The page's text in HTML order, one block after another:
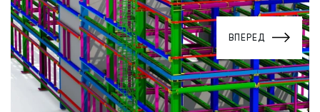
ВПЕРЕД